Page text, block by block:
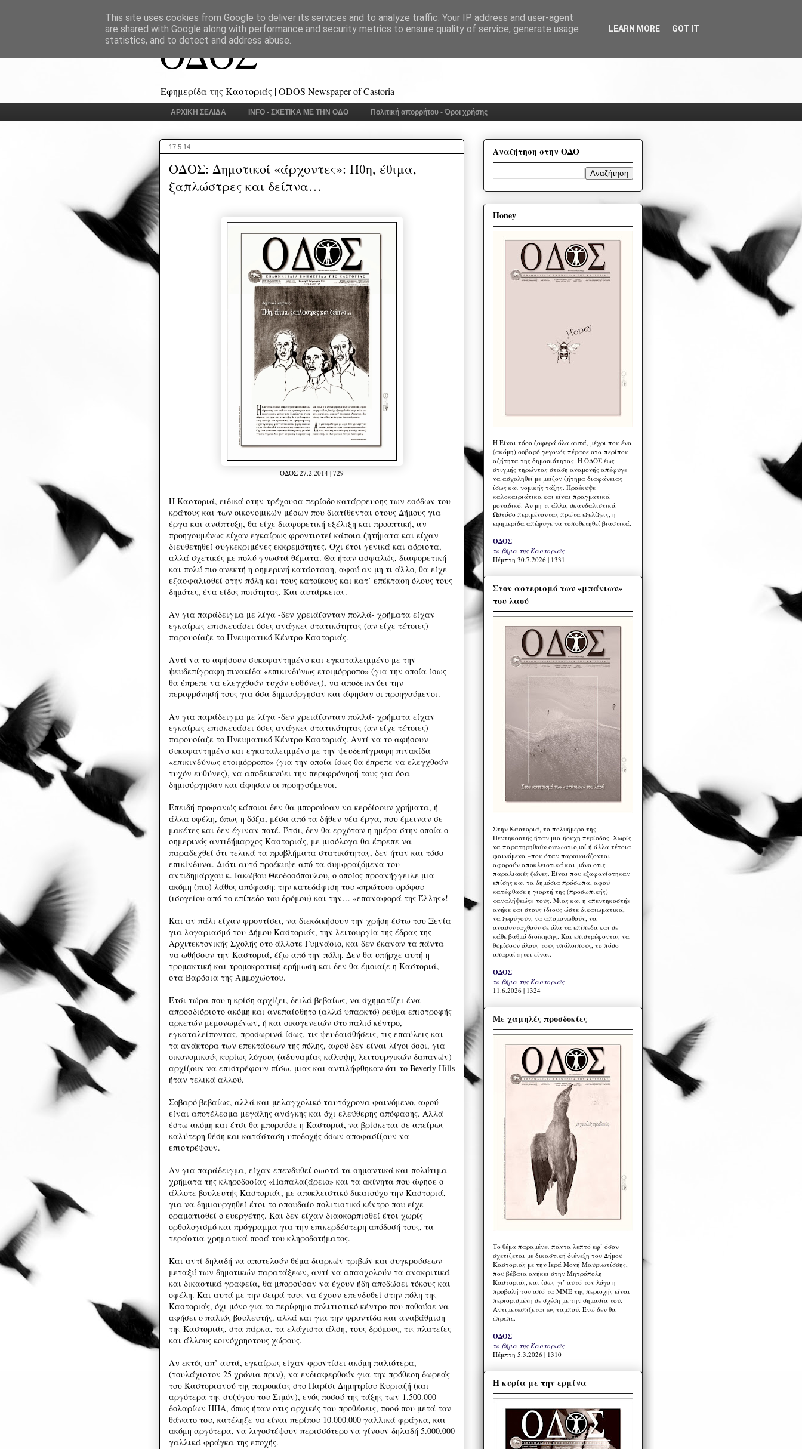
ΟΔΟΣ
Εφημερίδα της Καστοριάς | ODOS Newspaper of Castoria
ΑΡΧΙΚΗ ΣΕΛΙΔΑ INFO - ΣΧΕΤΙΚΑ ΜΕ ΤΗΝ ΟΔΟ Πολιτική απορρήτου - Όροι χρήσης
17.5.14
ΟΔΟΣ: Δημοτικοί «άρχοντες»: Ήθη, έθιμα,
ξαπλώστρες και δείπνα…
ΟΔΟΣ 27.2.2014 | 729
Η Καστοριά, ειδικά στην τρέχουσα περίοδο κατάρρευσης των εσόδων του
κράτους και των οικονομικών μέσων που διατίθενται στους Δήμους για
έργα και ανάπτυξη, θα είχε διαφορετική εξέλιξη και προοπτική, αν
προηγουμένως είχαν εγκαίρως φροντιστεί κάποια ζητήματα και είχαν
διευθετηθεί συγκεκριμένες εκκρεμότητες. Όχι έτσι γενικά και αόριστα,
αλλά σχετικές με πολύ γνωστά θέματα. Θα ήταν ασφαλώς, διαφορετική
και πολύ πιο ανεκτή η σημερινή κατάσταση, αφού αν μη τι άλλο, θα είχε
εξασφαλισθεί στην πόλη και τους κατοίκους και κατ’ επέκταση όλους τους
δημότες, ένα είδος ποιότητας. Και αυτάρκειας.
Αν για παράδειγμα με λίγα -δεν χρειάζονταν πολλά- χρήματα είχαν
εγκαίρως επισκευάσει όσες ανάγκες στατικότητας (αν είχε τέτοιες)
παρουσίαζε το Πνευματικό Κέντρο Καστοριάς.
Αντί να το αφήσουν συκοφαντημένο και εγκαταλειμμένο με την
ψευδεπίγραφη πινακίδα «επικινδύνως ετοιμόρροπο» (για την οποία ίσως
θα έπρεπε να ελεγχθούν τυχόν ευθύνες), να αποδεικνύει την
περιφρόνησή τους για όσα δημιούργησαν και άφησαν οι προηγούμενοι.
Αν για παράδειγμα με λίγα -δεν χρειάζονταν πολλά- χρήματα είχαν
εγκαίρως επισκευάσει όσες ανάγκες στατικότητας (αν είχε τέτοιες)
παρουσίαζε το Πνευματικό Κέντρο Καστοριάς. Αντί να το αφήσουν
συκοφαντημένο και εγκαταλειμμένο με την ψευδεπίγραφη πινακίδα
«επικινδύνως ετοιμόρροπο» (για την οποία ίσως θα έπρεπε να ελεγχθούν
τυχόν ευθύνες), να αποδεικνύει την περιφρόνησή τους για όσα
δημιούργησαν και άφησαν οι προηγούμενοι.
Επειδή προφανώς κάποιοι δεν θα μπορούσαν να κερδίσουν χρήματα, ή
άλλα οφέλη, όπως η δόξα, μέσα από τα δήθεν νέα έργα, που έμειναν σε
μακέτες και δεν έγιναν ποτέ. Έτσι, δεν θα ερχόταν η ημέρα στην οποία ο
σημερινός αντιδήμαρχος Καστοριάς, με μισόλογα θα έπρεπε να
παραδεχθεί ότι τελικά τα προβλήματα στατικότητας, δεν ήταν και τόσο
επικίνδυνα. Διότι αυτό προέκυψε από τα συμφραζόμενα του
αντιδημάρχου κ. Ιακώβου Θεοδοσόπουλου, ο οποίος προανήγγειλε μια
ακόμη (πιο) λάθος απόφαση: την κατεδάφιση του «πρώτου» ορόφου
(ισογείου από το επίπεδο του δρόμου) και την… «επαναφορά της Έλλης»!
Και αν πάλι είχαν φροντίσει, να διεκδικήσουν την χρήση έστω του Ξενία
για λογαριασμό του Δήμου Καστοριάς, την λειτουργία της έδρας της
Αρχιτεκτονικής Σχολής στο άλλοτε Γυμνάσιο, και δεν έκαναν τα πάντα
να ωθήσουν την Καστοριά, έξω από την πόλη. Δεν θα υπήρχε αυτή η
τρομακτική και τρομοκρατική ερήμωση και δεν θα έμοιαζε η Καστοριά,
στα Βαρόσια της Αμμοχώστου.
Έτσι τώρα που η κρίση αρχίζει, δειλά βεβαίως, να σχηματίζει ένα
απροσδιόριστο ακόμη και ανεπαίσθητο (αλλά υπαρκτό) ρεύμα επιστροφής
αρκετών μεμονωμένων, ή και οικογενειών στο παλιό κέντρο,
εγκαταλείποντας, προσωρινά ίσως, τις ψευδαισθήσεις, τις επαύλεις και
τα ανάκτορα των επεκτάσεων της πόλης, αφού δεν είναι λίγοι όσοι, για
οικονομικούς κυρίως λόγους (αδυναμίας κάλυψης λειτουργικών δαπανών)
αρχίζουν να επιστρέφουν πίσω, μιας και αντιλήφθηκαν ότι το Beverly Hills
ήταν τελικά αλλού.
Σοβαρό βεβαίως, αλλά και μελαγχολικό ταυτόχρονα φαινόμενο, αφού
είναι αποτέλεσμα μεγάλης ανάγκης και όχι ελεύθερης απόφασης. Αλλά
έστω ακόμη και έτσι θα μπορούσε η Καστοριά, να βρίσκεται σε απείρως
καλύτερη θέση και κατάσταση υποδοχής όσων αποφασίζουν να
επιστρέψουν.
Αν για παράδειγμα, είχαν επενδυθεί σωστά τα σημαντικά και πολύτιμα
χρήματα της κληροδοσίας «Παπαλαζάρειο» και τα ακίνητα που άφησε ο
άλλοτε βουλευτής Καστοριάς, με αποκλειστικό δικαιούχο την Καστοριά,
για να δημιουργηθεί έτσι το σπουδαίο πολιτιστικό κέντρο που είχε
οραματισθεί ο ευεργέτης. Και δεν είχαν διασκορπισθεί έτσι χωρίς
ορθολογισμό και πρόγραμμα για την επικερδέστερη απόδοσή τους, τα
τεράστια χρηματικά ποσά του κληροδοτήματος.
Και αντί δηλαδή να αποτελούν θέμα διαρκών τριβών και συγκρούσεων
μεταξύ των δημοτικών παρατάξεων, αντί να απασχολούν τα ανακριτικά
και δικαστικά γραφεία, θα μπορούσαν να έχουν ήδη αποδώσει τόκους και
οφέλη. Και αυτά με την σειρά τους να έχουν επενδυθεί στην πόλη της
Καστοριάς, όχι μόνο για το περίφημο πολιτιστικό κέντρο που ποθούσε να
αφήσει ο παλιός βουλευτής, αλλά και για την φροντίδα και αναβάθμιση
της Καστοριάς, στα πάρκα, τα ελάχιστα άλση, τους δρόμους, τις πλατείες
και άλλους κοινόχρηστους χώρους.
Αν εκτός απ’ αυτά, εγκαίρως είχαν φροντίσει ακόμη παλιότερα,
(τουλάχιστον 25 χρόνια πριν), να ενδιαφερθούν για την πρόθεση δωρεάς
του Καστοριανού της παροικίας στο Παρίσι Δημητρίου Κυριαζή (και
αργότερα της συζύγου του Σιμόν), ενός ποσού της τάξης των 1.500.000
δολαρίων ΗΠΑ, όπως ήταν στις αρχικές του προθέσεις, ποσό που μετά τον
θάνατο του, κατέληξε να είναι περίπου 10.000.000 γαλλικά φράγκα, και
ακόμη αργότερα, να λιγοστέψουν περισσότερο να γίνουν δηλαδή 5.000.000
γαλλικά φράγκα της εποχής.
Αναζήτηση στην ΟΔΟ
Honey
Η Eίναι τόσο ζοφερά όλα αυτά, μέχρι που ένα
(ακόμη) σοβαρό γεγονός πέρασε στα περίπου
αζήτητα της δημοσιότητας. Η ΟΔΟΣ έως
στιγμής τηρώντας στάση αναμονής απέφυγε
να ασχοληθεί με μείζον ζήτημα διαφάνειας
ίσως και νομικής τάξης. Προέκυψε
καλοκαιριάτικα και είναι πραγματικά
μοναδικό. Αν μη τι άλλο, σκανδαλιστικό.
Ωστόσο περιμένοντας πρώτα εξελίξεις, η
εφημερίδα απέφυγε να τοποθετηθεί βιαστικά.
ΟΔΟΣ
το βήμα της Καστοριάς
Πέμπτη 30.7.2026 | 1331
Στον αστερισμό των «μπάνιων»
του λαού
Στην Καστοριά, το πολυήμερο της
Πεντηκοστής ήταν μια ήσυχη περίοδος. Χωρίς
να παρατηρηθούν συνωστισμοί ή άλλα τέτοια
φαινόμενα –που όταν παρουσιάζονται
αφορούν αποκλειστικά και μόνο στις
παραλιακές ζώνες. Είναι που εξαφανίστηκαν
επίσης και τα δημόσια πρόσωπα, αφού
κατέφθασε η γιορτή της (προσωπικής)
«αναλήψεώς» τους. Μιας και η «πεντηκοστή»
ανήκε και στους ίδιους ώστε δικαιωματικά,
να ξεφύγουν, να απομονωθούν, να
ανασυνταχθούν σε όλα τα επίπεδα και σε
κάθε βαθμό διοίκησης. Και επιστρέφοντας να
θυμίσουν όλους τους υπόλοιπους, το πόσο
απαραίτητοι είναι.
ΟΔΟΣ
το βήμα της Καστοριάς
11.6.2026 | 1324
Με χαμηλές προσδοκίες
Το θέμα παραμένει πάντα λεπτό εφ’ όσον
σχετίζεται με δικαστική διένεξη του Δήμου
Καστοριάς με την Ιερά Μονή Μαυριωτίσσης,
που βέβαια ανήκει στην Μητρόπολη
Καστοριάς, και ίσως γι’ αυτό τον λόγο η
προβολή του από τα ΜΜΕ της περιοχής είναι
περιορισμένη σε σχέση με την σημασία του.
Αντιμετωπίζεται ως ταμπού. Ενώ δεν θα
έπρεπε.
ΟΔΟΣ
το βήμα της Καστοριάς
Πέμπτη 5.3.2026 | 1310
Η κυρία με την ερμίνα
This site uses cookies from Google to deliver its services and to analyze traffic. Your IP address and user-agent
are shared with Google along with performance and security metrics to ensure quality of service, generate usage
statistics, and to detect and address abuse.
LEARN MORE GOT IT